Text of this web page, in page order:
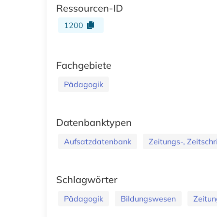
Ressourcen-ID
1200
Fachgebiete
Pädagogik
Datenbanktypen
Aufsatzdatenbank Zeitungs-,
Schlagwörter
Pädagogik Bildungswesen